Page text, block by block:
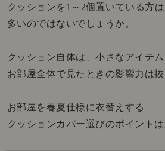
クッションを1～2個置いている方は
多いのではないでしょうか。
クッション自体は、小さなアイテム
お部屋全体で見たときの影響力は抜
お部屋を春夏仕様に衣替えする
クッションカバー選びのポイントは